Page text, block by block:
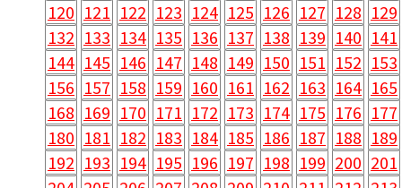
120 121 122 123 124 125 126 127 128 129
132 133 134 135 136 137 138 139 140 141
144 145 146 147 148 149 150 151 152 153
156 157 158 159 160 161 162 163 164 165
168 169 170 171 172 173 174 175 176 177
180 181 182 183 184 185 186 187 188 189
192 193 194 195 196 197 198 199 200 201